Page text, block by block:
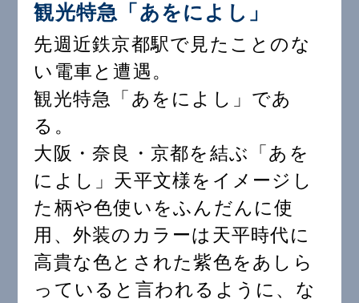
観光特急「あをによし」
先週近鉄京都駅で見たことのな
い電車と遭遇。
観光特急「あをによし」であ
る。
大阪・奈良・京都を結ぶ「あを
によし」天平文様をイメージし
た柄や色使いをふんだんに使
用、外装のカラーは天平時代に
高貴な色とされた紫色をあしら
っていると言われるように、な